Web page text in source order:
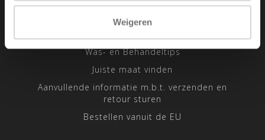
Weigeren
Sitemap
Was- en Behandeltips
Juiste maat vinden
Aanvullende informatie m.b.t. verzenden en
retour sturen
Bestellen vanuit de EU